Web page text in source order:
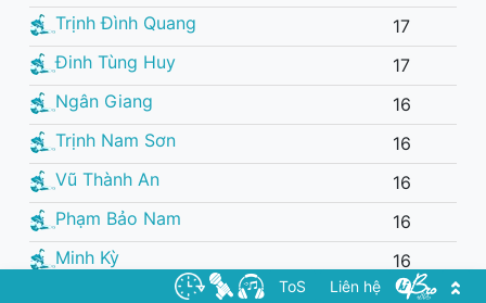
Trịnh Đình Quang
17
Đinh Tùng Huy
17
Ngân Giang
16
Trịnh Nam Sơn
16
Vũ Thành An
16
Phạm Bảo Nam
16
Minh Kỳ
16
Hồng Xương Long
ToS Liên hệ